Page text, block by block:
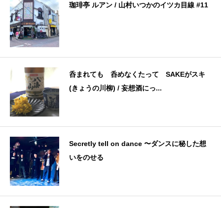
珈琲亭 ルアン / 山村いつかのイツカ目線 #11
呑まれても 呑めなくたって SAKEがスキ
(きょうの川柳) / 妄想酒にっ...
Secretly tell on dance 〜ダンスに秘した想
いをのせる